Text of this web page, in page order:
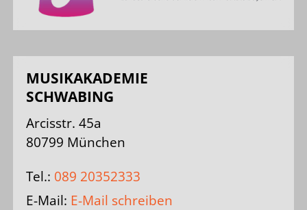
MUSIKAKADEMIE
SCHWABING
Arcisstr. 45a
80799 München
Tel.: 089 20352333
E-Mail: E-Mail schreiben